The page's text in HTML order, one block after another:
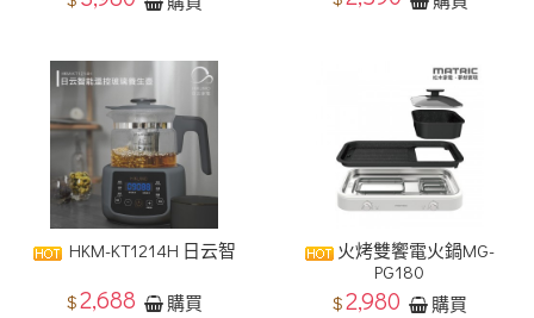
HKM-KT1214H 日云智
$2,688 購買
火烤雙饗電火鍋MG-
PG180
$2,980 購買